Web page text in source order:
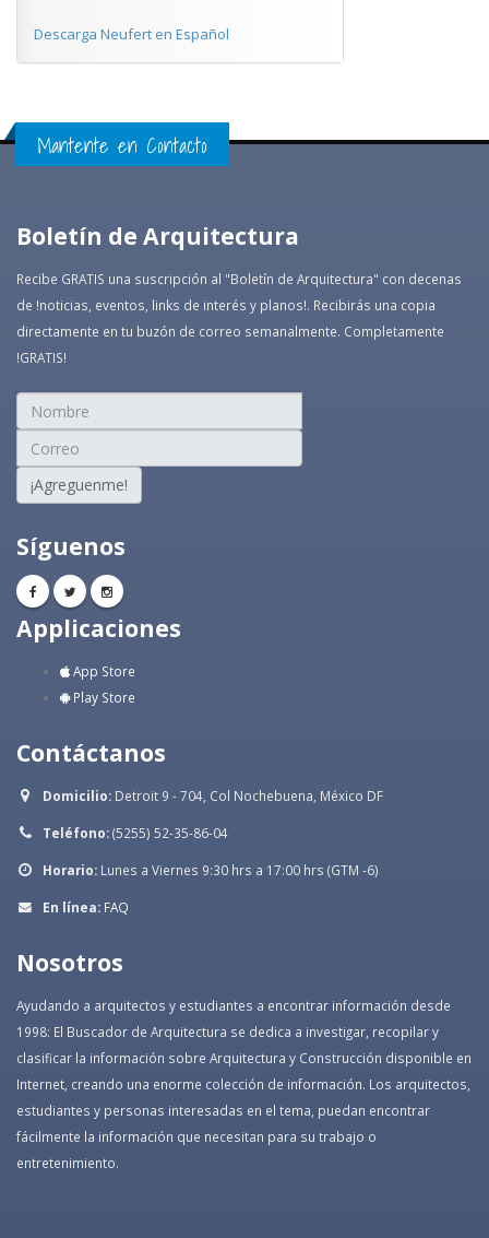
Descarga Neufert en Español
Mantente en Contacto
Boletín de Arquitectura
Recibe GRATIS una suscripción al "Boletín de Arquitectura" con decenas
de !noticias, eventos, links de interés y planos!. Recibirás una copia
directamente en tu buzón de correo semanalmente. Completamente
!GRATIS!
¡Agreguenme!
Síguenos
Applicaciones
App Store
Play Store
Contáctanos
Domicilio: Detroit 9 - 704, Col Nochebuena, México DF
Teléfono:(5255) 52-35-86-04
Horario: Lunes a Viernes 9:30 hrs a 17:00 hrs (GTM -6)
En línea: FAQ
Nosotros
Ayudando a arquitectos y estudiantes a encontrar información desde
1998: El Buscador de Arquitectura se dedica a investigar, recopilar y
clasificar la información sobre Arquitectura y Construcción disponible en
Internet, creando una enorme colección de información. Los arquitectos,
estudiantes y personas interesadas en el tema, puedan encontrar
fácilmente la información que necesitan para su trabajo o
entretenimiento.